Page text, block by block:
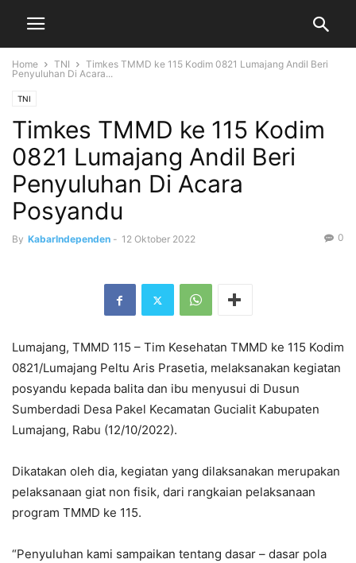
Home TNI
Timkes TMMD ke 115 Kodim 0821 Lumajang Andil Beri
Penyuluhan Di Acara...
TNI
Timkes TMMD ke 115 Kodim
0821 Lumajang Andil Beri
Penyuluhan Di Acara
Posyandu
By KabarIndependen - 12 Oktober 2022 0
Lumajang, TMMD 115 – Tim Kesehatan TMMD ke 115 Kodim
0821/Lumajang Peltu Aris Prasetia, melaksanakan kegiatan
posyandu kepada balita dan ibu menyusui di Dusun
Sumberdadi Desa Pakel Kecamatan Gucialit Kabupaten
Lumajang, Rabu (12/10/2022).
Dikatakan oleh dia, kegiatan yang dilaksanakan merupakan
pelaksanaan giat non fisik, dari rangkaian pelaksanaan
program TMMD ke 115.
“Penyuluhan kami sampaikan tentang dasar – dasar pola